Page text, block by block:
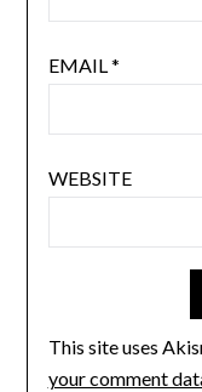
EMAIL*
WEBSITE
This site uses
your comment